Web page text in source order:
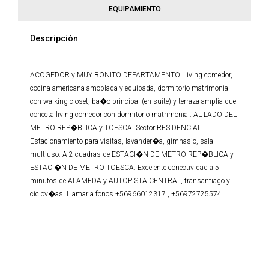
EQUIPAMIENTO
Descripción
ACOGEDOR y MUY BONITO DEPARTAMENTO. Living comedor,
cocina americana amoblada y equipada, dormitorio matrimonial
con walking closet, ba�o principal (en suite) y terraza amplia que
conecta living comedor con dormitorio matrimonial. AL LADO DEL
METRO REP�BLICA y TOESCA. Sector RESIDENCIAL.
Estacionamiento para visitas, lavander�a, gimnasio, sala
multiuso. A 2 cuadras de ESTACI�N DE METRO REP�BLICA y
ESTACI�N DE METRO TOESCA. Excelente conectividad a 5
minutos de ALAMEDA y AUTOPISTA CENTRAL, transantiago y
ciclov�as. Llamar a fonos +56966012317 , +56972725574